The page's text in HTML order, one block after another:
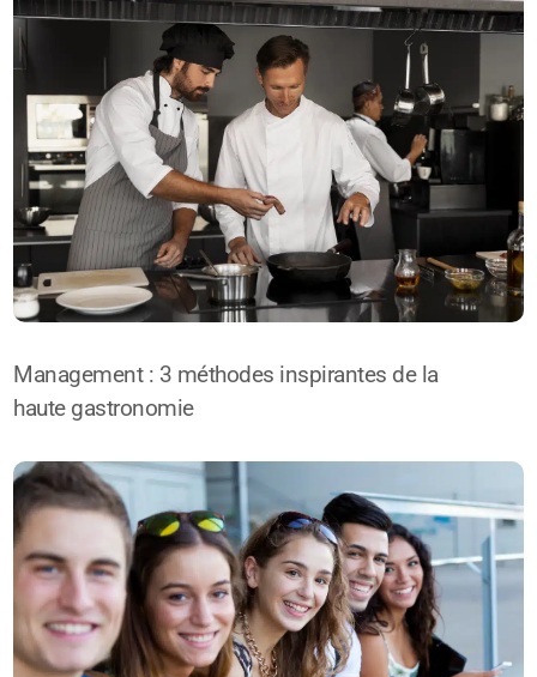
Management : 3 méthodes inspirantes de la
haute gastronomie